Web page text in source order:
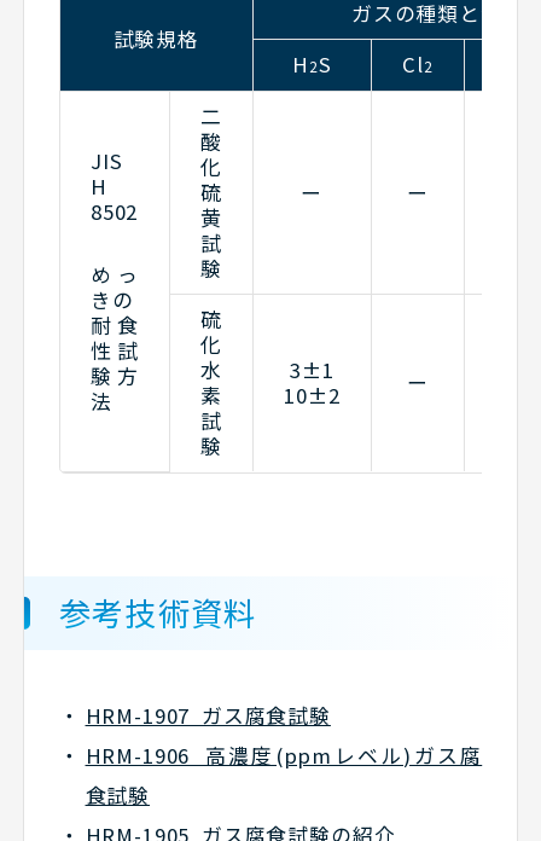
試験規格
ガスの種類と濃度
H 2S Cl2
JIS
H
8502
めっ
きの
耐食
性試
験方
法
二
酸
化
硫
黄
試
験
ー ー
硫
化
水
素
試
験
3±1
10±2
ー
参考技術資料
HRM-1907 ガス腐食試験
HRM-1906 高濃度(ppmレベル)ガス腐
食試験